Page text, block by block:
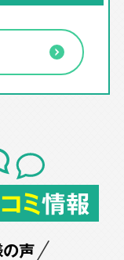
ミ情報
声